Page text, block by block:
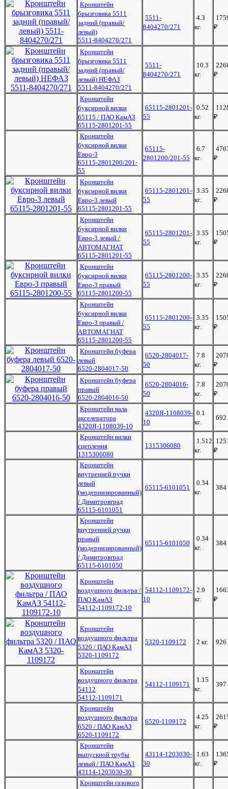
Кронштейн
брызговика 5511
задний (правый/
левый)
5511-8404270/271
5511-
8404270/271
4.3
кг.
₽
Кронштейн
брызговика 5511
задний (правый/
левый) НЕФАЗ
5511-8404270/271
5511-
8404270/271
10.3
кг.
₽
Кронштейн
буксирной вилки
65115 / ПАО КамАЗ
65115-2801201-55
65115-2801201-
55
0.52
кг.
₽
Кронштейн
буксирной вилки
Евро-3
65115-2801200/201-
55
65115-
2801200/201-55
6.7
кг.
₽
Кронштейн
буксирной вилки
Евро-3 левый
65115-2801201-55
65115-2801201-
55
3.35
кг.
₽
Кронштейн
буксирной вилки
Евро-3 левый /
АВТОМАГНАТ
65115-2801201-55
65115-2801201-
55
3.35
кг.
₽
Кронштейн
буксирной вилки
Евро-3 правый
65115-2801200-55
65115-2801200-
55
3.35
кг.
₽
Кронштейн
буксирной вилки
Евро-3 правый /
АВТОМАГНАТ
65115-2801200-55
65115-2801200-
55
3.35
кг.
₽
Кронштейн буфера
левый
6520-2804017-50
6520-2804017-
50
7.8
кг.
₽
Кронштейн буфера
правый
6520-2804016-50
6520-2804016-
50
7.8
кг.
₽
Кронштейн вала
акселератора
4320Я-1108039-10
4320Я-1108039-
10
0.1
кг.
692
Кронштейн вилки
сцепления
1315306080
1315306080
1.512
кг.
₽
Кронштейн
внутренней ручки
левый
(модернизированный)
/ Димитровград
65115-6101051
65115-6101051
0.34
кг.
384
Кронштейн
внутренней ручки
правый
(модернизированный)
/ Димитровград
65115-6101050
65115-6101050
0.34
кг.
384
Кронштейн
воздушного фильтра /
ПАО КамАЗ
54112-1109172-10
54112-1109172-
10
2.9
кг.
₽
Кронштейн
воздушного фильтра
5320 / ПАО КамАЗ
5320-1109172
5320-1109172 2 кг. 926
Кронштейн
воздушного фильтра
54112
54112-1109171
54112-1109171
1.15
кг.
397
Кронштейн
воздушного фильтра
6520 / ПАО КамАЗ
6520-1109172
6520-1109172
4.25
кг.
₽
Кронштейн
выпускной трубы
левый / ПАО КамАЗ
43114-1203030-30
43114-1203030-
30
1.63
кг.
₽
Кронштейн газового